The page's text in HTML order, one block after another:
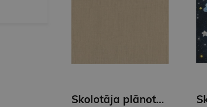
Skolotāja plānotājs. Ziedoņa klase. Bēšs